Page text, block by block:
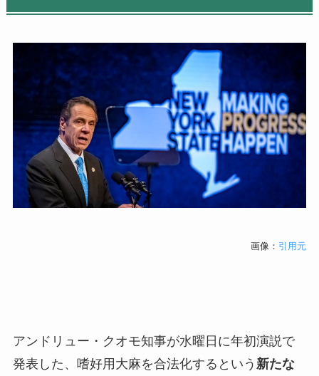
画像： 引用元
アンドリュー・クオモ知事が水曜日に年初演説で
発表した、嗜好用大麻を合法化するという新たな